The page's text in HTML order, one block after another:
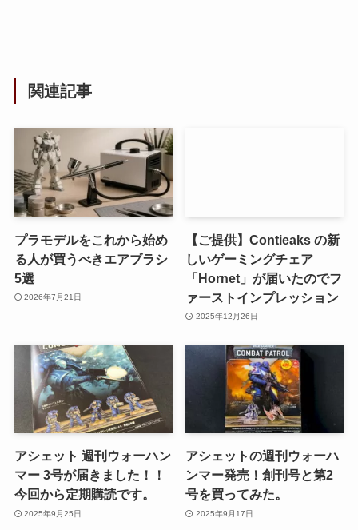
関連記事
プラモデルをこれから始め
る人が買うべきエアブラシ
5選
2026年7月21日
【ご提供】Contieaks の新
しいゲーミングチェア
「Hornet」が届いたのでフ
ァーストインプレッション
2025年12月26日
アシェット 週刊ウォーハン
マー 3号が届きました！！
今回から定期購読です。
2025年9月25日
アシェットの週刊ウォーハ
ンマー発売！創刊号と第2
号を買ってみた。
2025年9月17日